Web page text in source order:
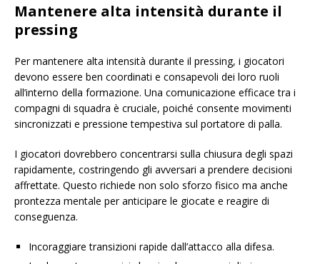
Mantenere alta intensità durante il
pressing
Per mantenere alta intensità durante il pressing, i giocatori
devono essere ben coordinati e consapevoli dei loro ruoli
all’interno della formazione. Una comunicazione efficace tra i
compagni di squadra è cruciale, poiché consente movimenti
sincronizzati e pressione tempestiva sul portatore di palla.
I giocatori dovrebbero concentrarsi sulla chiusura degli spazi
rapidamente, costringendo gli avversari a prendere decisioni
affrettate. Questo richiede non solo sforzo fisico ma anche
prontezza mentale per anticipare le giocate e reagire di
conseguenza.
Incoraggiare transizioni rapide dall’attacco alla difesa.